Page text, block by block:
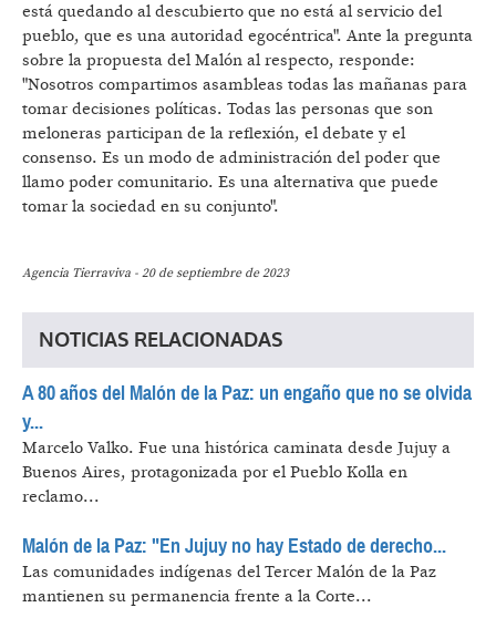
está quedando al descubierto que no está al servicio del
pueblo, que es una autoridad egocéntrica". Ante la pregunta
sobre la propuesta del Malón al respecto, responde:
"Nosotros compartimos asambleas todas las mañanas para
tomar decisiones políticas. Todas las personas que son
meloneras participan de la reflexión, el debate y el
consenso. Es un modo de administración del poder que
llamo poder comunitario. Es una alternativa que puede
tomar la sociedad en su conjunto".
Agencia Tierraviva - 20 de septiembre de 2023
NOTICIAS RELACIONADAS
A 80 años del Malón de la Paz: un engaño que no se olvida
y...
Marcelo Valko. Fue una histórica caminata desde Jujuy a
Buenos Aires, protagonizada por el Pueblo Kolla en
reclamo...
Malón de la Paz: "En Jujuy no hay Estado de derecho...
Las comunidades indígenas del Tercer Malón de la Paz
mantienen su permanencia frente a la Corte...